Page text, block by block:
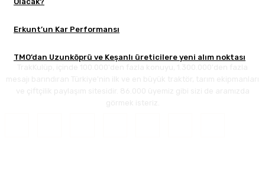
Erkunt’un Kar Performansı
TMO’dan Uzunköprü ve Keşanlı üreticilere yeni alım noktası